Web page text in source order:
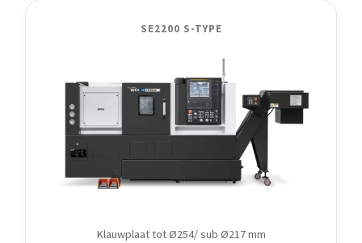
SE2200 S-TYPE
Klauwplaat tot Ø254/ sub Ø217 mm